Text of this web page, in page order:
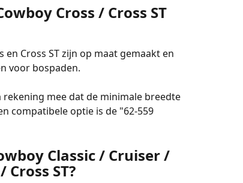
Cross / Cross ST
Cross ST zijn op maat gemaakt en
voor bospaden.
mee dat de minimale breedte
compatibele optie is de "62-559
Classic / Cruiser /
Cross ST?